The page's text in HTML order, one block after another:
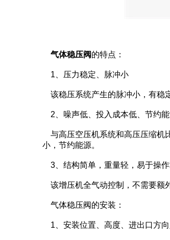
气体稳压阀的特点：
1、压力稳定、脉冲小
该稳压系统产生的脉冲小，有稳
2、噪声低、投入成本低、节约
与高压空压机系统和高压压缩机
小，节约能源。
3、结构简单，重量轻，易于操作
该增压机全气动控制，不需要额
气体稳压阀的安装：
1、安装位置、高度、进出口方向